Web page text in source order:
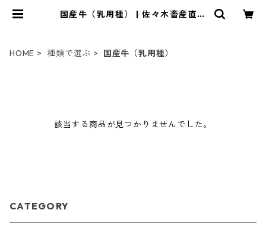
国産牛（乳用種） | 佐々木畜産直売
HOME 種類で選ぶ 国産牛（乳用種）
該当する商品が見つかりませんでした。
CATEGORY